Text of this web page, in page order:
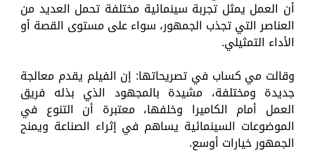
أن العمل يمثل تجربة سينمائية مختلفة تحمل العديد من
العناصر التي تجذب الجمهور، سواء على مستوى القصة أو
الأداء التمثيلي.
وقالت مي كساب في تصريحاتها: إن الفيلم يقدم معالجة
جديدة ومختلفة، مشيدة بالمجهود الذي بذله فريق
العمل أمام الكاميرا وخلفها، معتبرة أن التنوع في
الموضوعات السينمائية يساهم في إثراء الصناعة ويمنح
الجمهور خيارات أوسع.